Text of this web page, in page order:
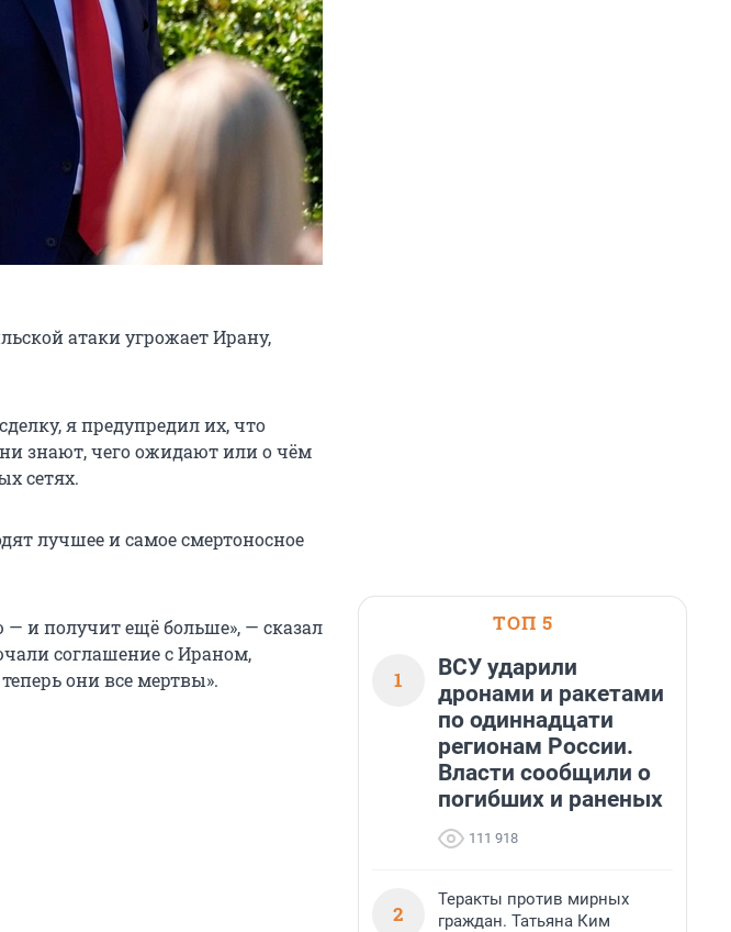
атаки угрожает Ирану,
я предупредил их, что
знают, чего ожидают или о чём
сетях.
лучшее и самое смертоносное
— и получит ещё больше», — сказал
соглашение с Ираном,
они все мертвы».
ТОП 5
1
ВСУ ударили
дронами и ракетами
по одиннадцати
регионам России.
Власти сообщили о
погибших и раненых
111 918
2
Теракты против мирных
граждан. Татьяна Ким